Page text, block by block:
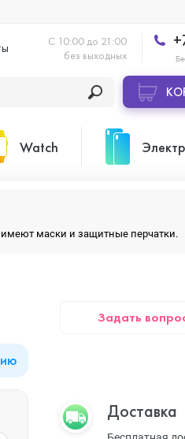
С 10:00 до 21:00
без выходных
Watch
Apple Watch Series 9
имеют маски и защитные перчатки.
Задать
Доставка